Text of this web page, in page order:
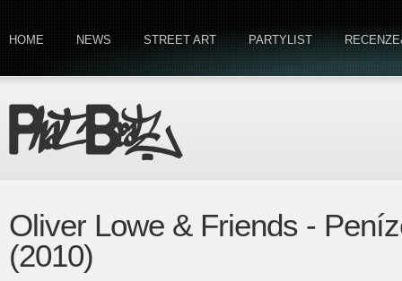
HOME NEWS STREET ART PARTYLIST
Oliver Lowe & Friends -
(2010)